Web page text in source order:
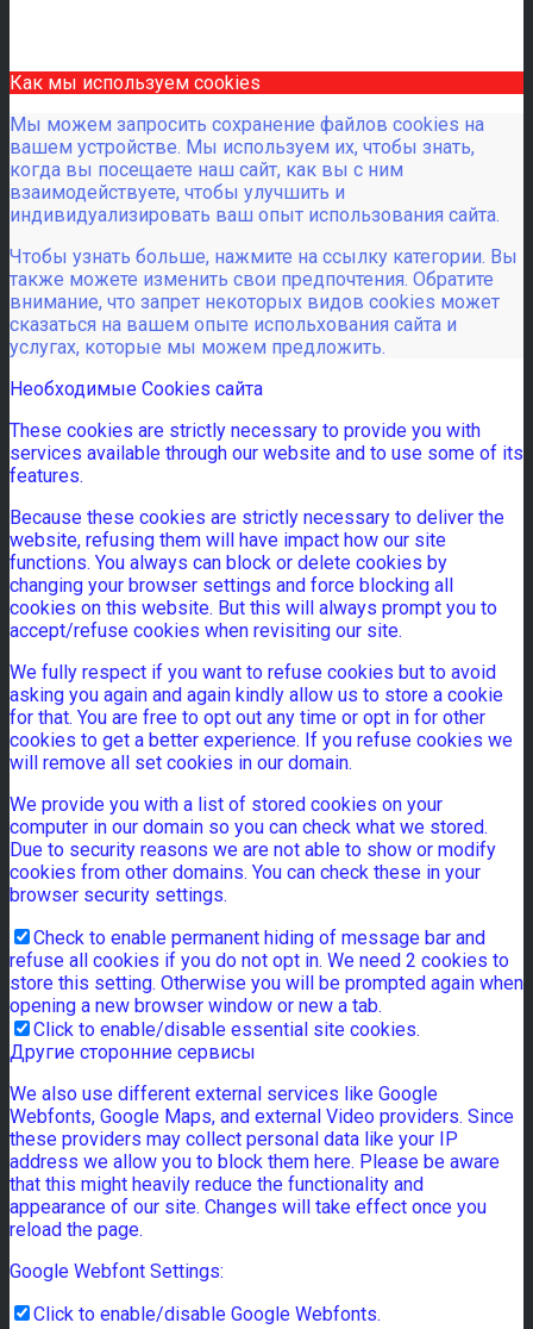
Как мы используем cookies
Мы можем запросить сохранение файлов cookies на
вашем устройстве. Мы используем их, чтобы знать,
когда вы посещаете наш сайт, как вы с ним
взаимодействуете, чтобы улучшить и
индивидуализировать ваш опыт использования сайта.
Чтобы узнать больше, нажмите на ссылку категории. Вы
также можете изменить свои предпочтения. Обратите
внимание, что запрет некоторых видов cookies может
сказаться на вашем опыте испольхования сайта и
услугах, которые мы можем предложить.
Необходимые Cookies сайта
These cookies are strictly necessary to provide you with
services available through our website and to use some of its
features.
Because these cookies are strictly necessary to deliver the
website, refusing them will have impact how our site
functions. You always can block or delete cookies by
changing your browser settings and force blocking all
cookies on this website. But this will always prompt you to
accept/refuse cookies when revisiting our site.
We fully respect if you want to refuse cookies but to avoid
asking you again and again kindly allow us to store a cookie
for that. You are free to opt out any time or opt in for other
cookies to get a better experience. If you refuse cookies we
will remove all set cookies in our domain.
We provide you with a list of stored cookies on your
computer in our domain so you can check what we stored.
Due to security reasons we are not able to show or modify
cookies from other domains. You can check these in your
browser security settings.
Check to enable permanent hiding of message bar and
refuse all cookies if you do not opt in. We need 2 cookies to
store this setting. Otherwise you will be prompted again when
opening a new browser window or new a tab.
Click to enable/disable essential site cookies.
Другие сторонние сервисы
We also use different external services like Google
Webfonts, Google Maps, and external Video providers. Since
these providers may collect personal data like your IP
address we allow you to block them here. Please be aware
that this might heavily reduce the functionality and
appearance of our site. Changes will take effect once you
reload the page.
Google Webfont Settings:
Click to enable/disable Google Webfonts.